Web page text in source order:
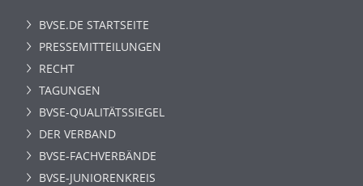
BVSE.DE STARTSEITE
PRESSEMITTEILUNGEN
RECHT
TAGUNGEN
BVSE-QUALITÄTSSIEGEL
DER VERBAND
BVSE-FACHVERBÄNDE
BVSE-JUNIORENKREIS